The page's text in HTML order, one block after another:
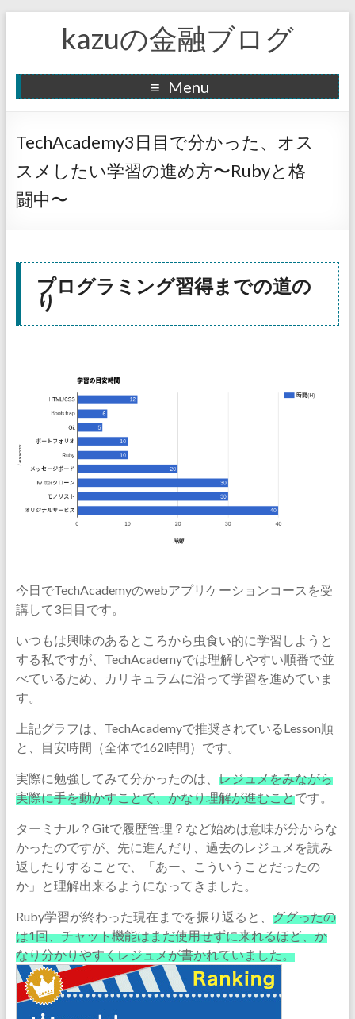
kazuの金融ブログ
Menu
TechAcademy3日目で分かった、オス
スメしたい学習の進め方〜Rubyと格
闘中〜
プログラミング習得までの道の
り
今日でTechAcademyのwebアプリケーションコースを受
講して3日目です。
いつもは興味のあるところから虫食い的に学習しようと
する私ですが、TechAcademyでは理解しやすい順番で並
べているため、カリキュラムに沿って学習を進めていま
す。
上記グラフは、TechAcademyで推奨されているLesson順
と、目安時間（全体で162時間）です。
実際に勉強してみて分かったのは、 レジュメをみながら
実際に手を動かすことで、かなり理解が進むことです。
ターミナル？Gitで履歴管理？など始めは意味が分からな
かったのですが、先に進んだり、過去のレジュメを読み
返したりすることで、「あー、こういうことだったの
か」と理解出来るようになってきました。
Ruby学習が終わった現在までを振り返ると、 ググったの
は1回、チャット機能はまだ使用せずに来れるほど、か
なり分かりやすくレジュメが書かれていました。